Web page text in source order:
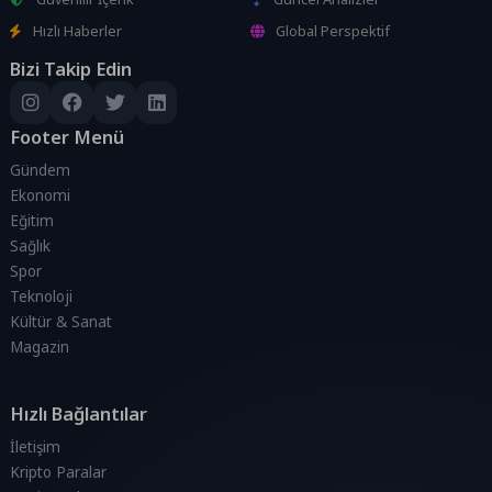
Hızlı Haberler
Global Perspektif
Bizi Takip Edin
Footer Menü
Gündem
Ekonomi
Eğitim
Sağlık
Spor
Teknoloji
Kültür & Sanat
Magazin
Hızlı Bağlantılar
İletişim
Kripto Paralar